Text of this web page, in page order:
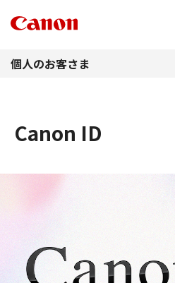
個人のお客さま
Canon ID